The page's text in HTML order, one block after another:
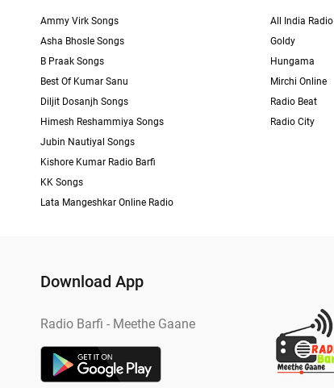
Ammy Virk Songs
Asha Bhosle Songs
B Praak Songs
Best Of Kumar Sanu
Diljit Dosanjh Songs
Himesh Reshammiya Songs
Jubin Nautiyal Songs
Kishore Kumar Radio Barfi
KK Songs
Lata Mangeshkar Online Radio
All India Radio
Goldy
Hungama
Mirchi Online
Radio Beat
Radio City
Download App
Radio Barfi - Meethe Gaane